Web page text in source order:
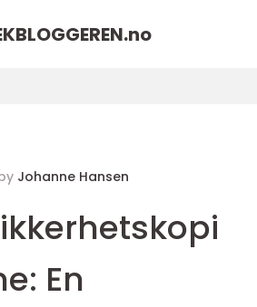
no
Johanne Hansen
En